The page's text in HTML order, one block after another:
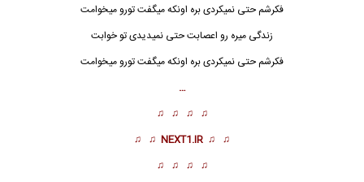
فکرشم حتی نمیکردی بره اونکه میگفت تورو میخوامت
زندگی میره رو اعصابت حتی نمیدیدی تو خوابت
فکرشم حتی نمیکردی بره اونکه میگفت تورو میخوامت
…
♫ ♫ ♫ ♫
♫ ♫
NEXT1.IR
♫ ♫
♫ ♫ ♫ ♫